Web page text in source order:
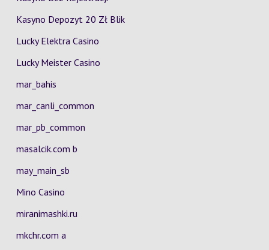
Kasyno Depozyt 20 Zł Blik
Lucky Elektra Casino
Lucky Meister Casino
mar_bahis
mar_canli_common
mar_pb_common
masalcik.com b
may_main_sb
Mino Casino
miranimashki.ru
mkchr.com a